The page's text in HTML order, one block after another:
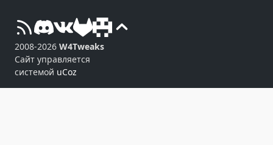
2008-2026 W4Tweaks
Сайт управляется
системой uCoz